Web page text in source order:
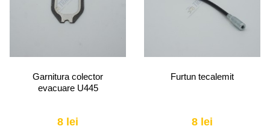
Garnitura colector
evacuare U445
8 lei
Furtun tecalemit
8 lei